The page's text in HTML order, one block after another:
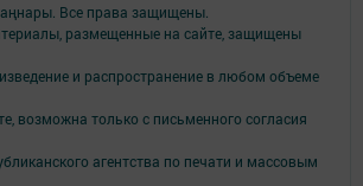
Все права защищены.
размещенные на сайте, защищены
и распространение в любом объеме
возможна только с письменного согласия
агентства по печати и массовым